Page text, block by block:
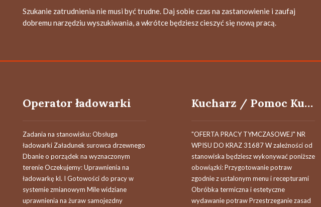
Szukanie zatrudnienia nie musi być trudne. Daj sobie czas na zastanowienie i zaufaj
dobremu narzędziu wyszukiwania, a wkrótce będziesz cieszyć się nową pracą.
Operator ładowarki
Zadania na stanowisku: Obsługa
ładowarki Załadunek surowca drzewnego
Dbanie o porządek na wyznaczonym
terenie Oczekujemy: Uprawnienia na
ładowarkę kl. I Gotowości do pracy w
systemie zmianowym Mile widziane
uprawnienia na żuraw samojezdny
Kucharz / Pomoc Kuchenna
"OFERTA PRACY TYMCZASOWEJ" NR
WPISU DO KRAZ 31687 W zależności od
stanowiska będziesz wykonywać poniższe
obowiązki: Przygotowanie potraw
zgodnie z ustalonym menu i recepturami
Obróbka termiczna i estetyczne
wydawanie potraw Przestrzeganie zasad